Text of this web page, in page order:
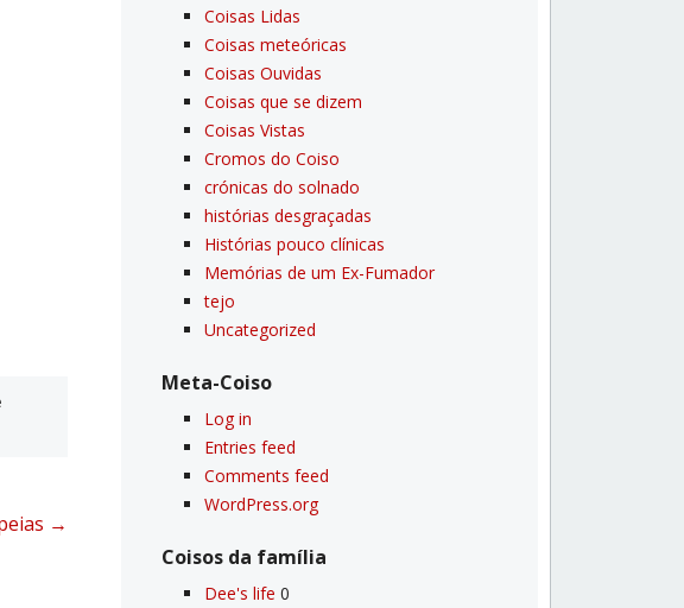
→
Coisas Lidas
Coisas meteóricas
Coisas Ouvidas
Coisas que se dizem
Coisas Vistas
Cromos do Coiso
crónicas do solnado
histórias desgraçadas
Histórias pouco clí­nicas
Memórias de um Ex-Fumador
tejo
Uncategorized
Meta-Coiso
Log in
Entries feed
Comments feed
WordPress.org
Coisos da famí­lia
Dee's life 0